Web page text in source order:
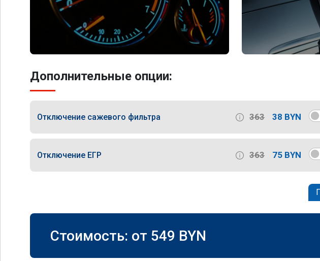
Дополнительные опции:
Отключение сажевого фильтра 363 38 BYN
Отключение ЕГР 363 75 BYN
Стоимость: от 549 BYN